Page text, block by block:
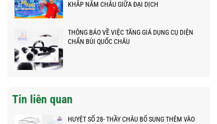
KHẮP NĂM CHÂU GIỮA ĐẠI DỊCH
THÔNG BÁO VỀ VIỆC TĂNG GIÁ DỤNG CỤ DIỆN
CHẨN BÙI QUỐC CHÂU
Tin liên quan
HUYỆT SỐ 28- THẦY CHÂU BỔ SUNG THÊM VÀO